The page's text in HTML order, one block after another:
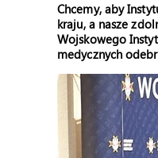
Chcemy, aby
kraju, a nasze
Wojskowego
medycznych